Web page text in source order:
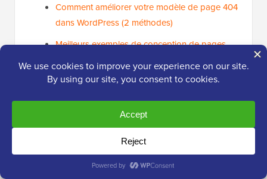
Comment améliorer votre modèle de page 404
dans WordPress (2 méthodes)
Meilleurs exemples de conception de pages
d'erreur 404 WordPress
Meilleurs plugins de redirection 404 gratuits
Comment recevoir des alertes par e-mail pour
Nous espérons que cet article vous a aidé à résoudre